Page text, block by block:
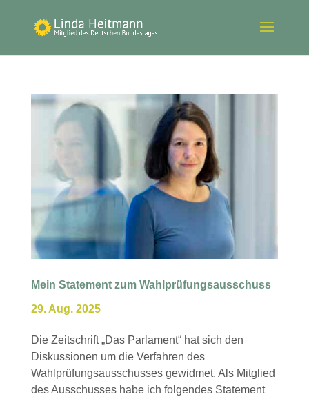
Mein Statement zum Wahlprüfungsausschuss
29. Aug. 2025
Die Zeitschrift „Das Parlament“ hat sich den
Diskussionen um die Verfahren des
Wahlprüfungsausschusses gewidmet. Als Mitglied
des Ausschusses habe ich folgendes Statement